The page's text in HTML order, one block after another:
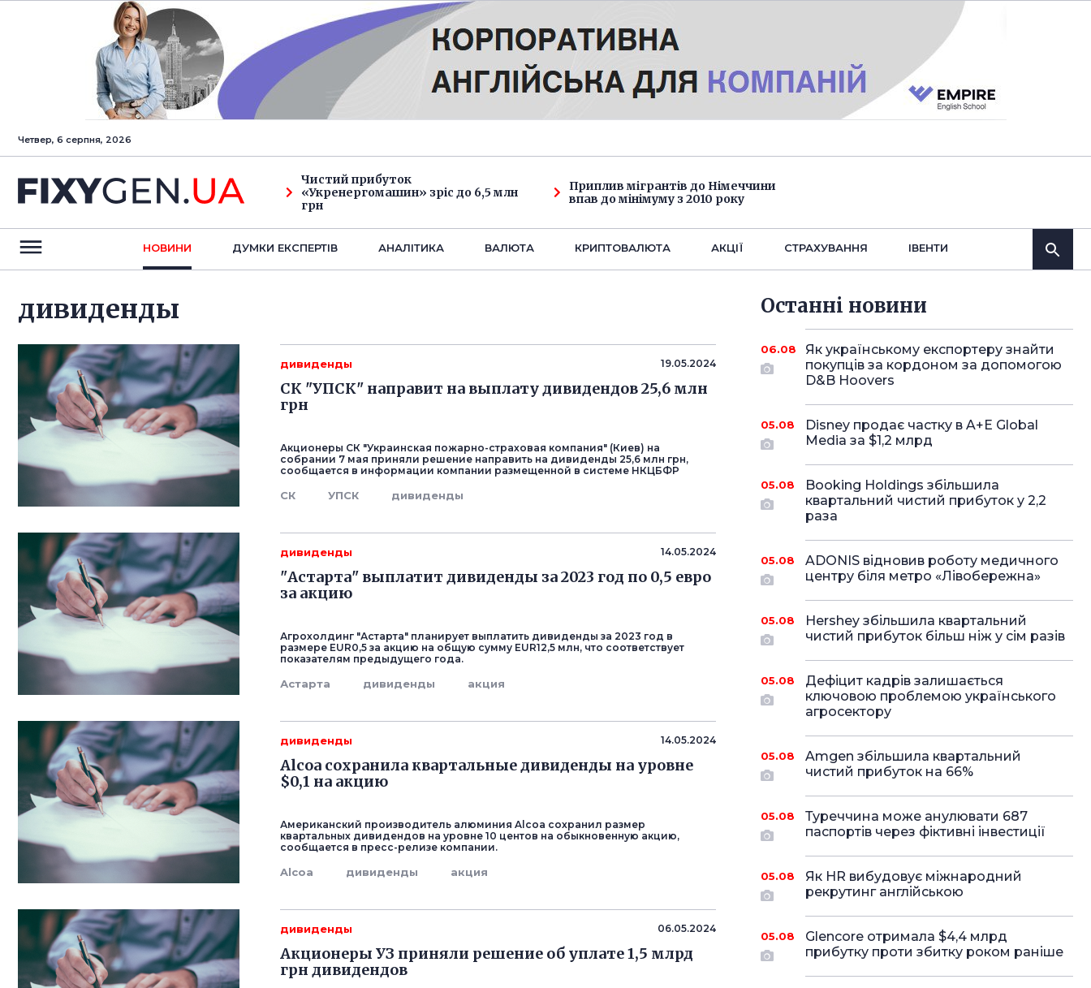
Четвер, 6 серпня, 2026
Чистий прибуток
«Укренергомашин» зріс до 6,5 млн
грн
Приплив мігрантів до Німеччини
впав до мінімуму з 2010 року
НОВИНИ ДУМКИ ЕКСПЕРТIВ АНАЛIТИКА ВАЛЮТА КРИПТОВАЛЮТА АКЦІЇ СТРАХУВАННЯ IВЕНТИ
дивиденды
дивиденды 19.05.2024
СК "УПСК" направит на выплату дивидендов 25,6 млн
грн
Акционеры СК "Украинская пожарно-страховая компания" (Киев) на
собрании 7 мая приняли решение направить на дивиденды 25,6 млн грн,
сообщается в информации компании размещенной в системе НКЦБФР
СК УПСК дивиденды
дивиденды 14.05.2024
"Астарта" выплатит дивиденды за 2023 год по 0,5 евро
за акцию
Агрохолдинг "Астарта" планирует выплатить дивиденды за 2023 год в
размере EUR0,5 за акцию на общую сумму EUR12,5 млн, что соответствует
показателям предыдущего года.
Астарта дивиденды акция
дивиденды 14.05.2024
Alcoa сохранила квартальные дивиденды на уровне
$0,1 на акцию
Американский производитель алюминия Alcoa сохранил размер
квартальных дивидендов на уровне 10 центов на обыкновенную акцию,
сообщается в пресс-релизе компании.
Alcoa дивиденды акция
дивиденды 06.05.2024
Акционеры УЗ приняли решение об уплате 1,5 млрд
грн дивидендов
Останнi новини
06.08
Як українському експортеру знайти
покупців за кордоном за допомогою
D&B Hoovers
05.08
Disney продає частку в A+E Global
Media за $1,2 млрд
05.08
Booking Holdings збільшила
квартальний чистий прибуток у 2,2
раза
05.08
ADONIS відновив роботу медичного
центру біля метро «Лівобережна»
05.08
Hershey збільшила квартальний
чистий прибуток більш ніж у сім разів
05.08
Дефіцит кадрів залишається
ключовою проблемою українського
агросектору
05.08
Amgen збільшила квартальний
чистий прибуток на 66%
05.08
Туреччина може анулювати 687
паспортів через фіктивні інвестиції
05.08
Як HR вибудовує міжнародний
рекрутинг англійською
05.08
Glencore отримала $4,4 млрд
прибутку проти збитку роком раніше